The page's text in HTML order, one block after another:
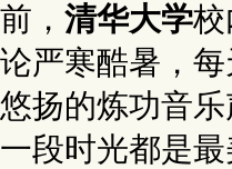
， 清华大学
严寒酷暑，
扬的炼功音
段时光都是